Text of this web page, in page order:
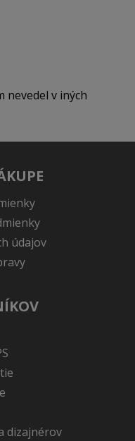
nevedel v iných
údajov
dizajnérov